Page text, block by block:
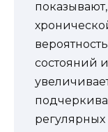
состояний